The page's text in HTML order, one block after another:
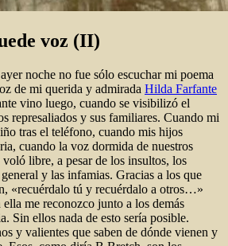
voz (II)
noche no fue sólo escuchar mi poema
de mi querida y admirada Hilda Farfante
vino luego, cuando se visibilizó el
represaliados y sus familiares. Cuando mi
tras el teléfono, cuando mis hijos
cuando la voz dormida de nuestros
libre, a pesar de los insultos, los
y las infamias. Gracias a los que
«recuérdalo tú y recuérdalo a otros…»
me reconozco junto a los demás
Sin ellos nada de esto sería posible.
y valientes que saben de dónde vienen y